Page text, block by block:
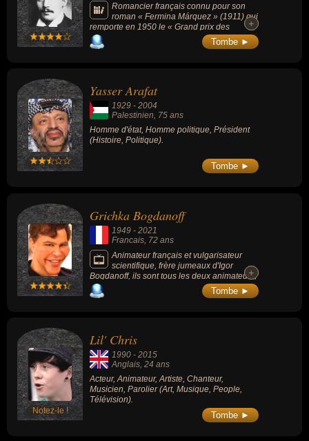
Romancier français connu pour son
roman « Fermina Márquez » (1911) qui
remporte en 1950 le « Grand prix des
Meilleurs romans du demi-siècle » qui place
le livre au nombre des 12 meilleurs romans
+
+
Tombe ►
Yasser Arafat
1929 - 2004
Palestinien, 75 ans
Homme d'état, Homme politique, Président
(Histoire, Politique).
Tombe ►
Grichka Bogdanoff
1949 - 2021
Francais, 72 ans
Animateur français et vulgarisateur
scientifique, frère jumeaux d'Igor
Bogdanoff, ils sont tous les deux animateurs,
producteurs de télévision et essayistes,
s'étant illustrés, depuis les années 1970,
de leur personnalité, de leurs origines
familiales et de leur aspect physique.
+
+
Tombe ►
Notez-le !
Lil' Chris
1990 - 2015
Anglais, 24 ans
Acteur, Animateur, Artiste, Chanteur,
Musicien, Parolier (Art, Musique, People,
Télévision).
Tombe ►